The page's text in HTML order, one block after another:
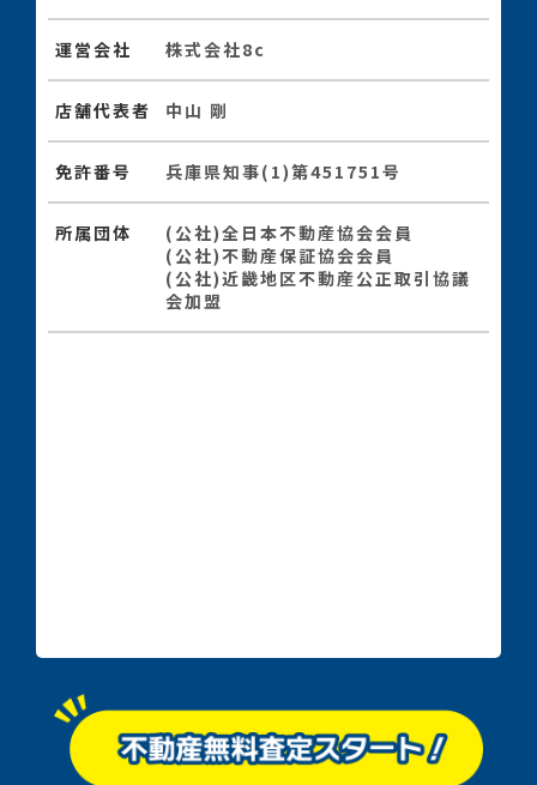
運営会社 株式会社8c
店舗代表者 中山 剛
免許番号 兵庫県知事(1)第451751号
所属団体
(公社)全日本不動産協会会員
(公社)不動産保証協会会員
(公社)近畿地区不動産公正取引協議
会加盟